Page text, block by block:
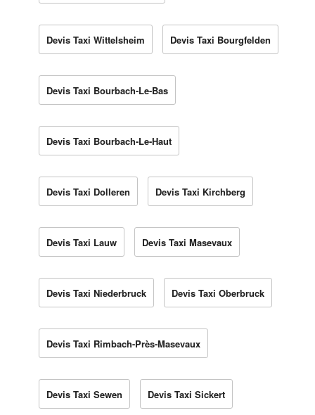
Devis Taxi Wittelsheim Devis Taxi Bourgfelden
Devis Taxi Bourbach-Le-Bas
Devis Taxi Bourbach-Le-Haut
Devis Taxi Dolleren Devis Taxi Kirchberg
Devis Taxi Lauw Devis Taxi Masevaux
Devis Taxi Niederbruck Devis Taxi Oberbruck
Devis Taxi Rimbach-Près-Masevaux
Devis Taxi Sewen Devis Taxi Sickert